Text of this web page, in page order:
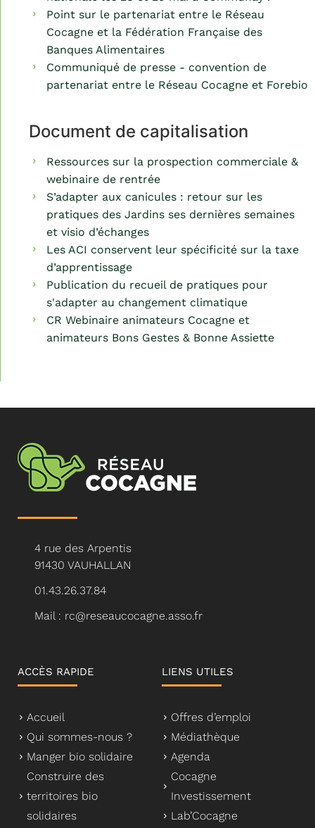
Point sur le partenariat entre le Réseau
Cocagne et la Fédération Française des
Banques Alimentaires
Communiqué de presse - convention de
partenariat entre le Réseau Cocagne et Forebio
Document de capitalisation
Ressources sur la prospection commerciale &
webinaire de rentrée
S’adapter aux canicules : retour sur les
pratiques des Jardins ses dernières semaines
et visio d’échanges
Les ACI conservent leur spécificité sur la taxe
d’apprentissage
Publication du recueil de pratiques pour
s'adapter au changement climatique
CR Webinaire animateurs Cocagne et
animateurs Bons Gestes & Bonne Assiette
4 rue des Arpentis
91430 VAUHALLAN
01.43.26.37.84
Mail : rc@reseaucocagne.asso.fr
ACCÈS RAPIDE
Accueil
Qui sommes-nous ?
Manger bio solidaire
Construire des
territoires bio
solidaires
LIENS UTILES
Offres d’emploi
Médiathèque
Agenda
Cocagne
Investissement
Lab’Cocagne